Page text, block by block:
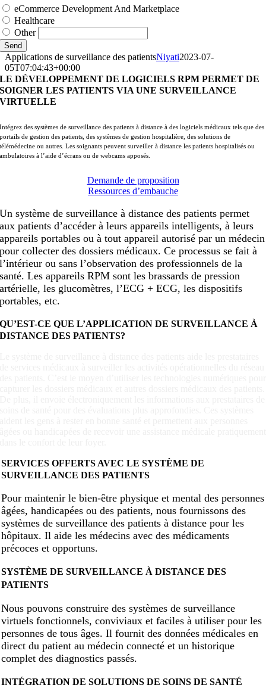
eCommerce Development And Marketplace
Healthcare
Other
Send
Applications de surveillance des patientsNiyati2023-07-
05T07:04:43+00:00
LE DÉVELOPPEMENT DE LOGICIELS RPM PERMET DE
SOIGNER LES PATIENTS VIA UNE SURVEILLANCE
VIRTUELLE
Intégrez des systèmes de surveillance des patients à distance à des logiciels médicaux tels que des
portails de gestion des patients, des systèmes de gestion hospitalière, des solutions de
télémédecine ou autres. Les soignants peuvent surveiller à distance les patients hospitalisés ou
ambulatoires à l’aide d’écrans ou de webcams apposés.
Demande de proposition
Ressources d’embauche
Un système de surveillance à distance des patients permet
aux patients d’accéder à leurs appareils intelligents, à leurs
appareils portables ou à tout appareil autorisé par un médecin
pour collecter des dossiers médicaux. Ce processus se fait à
l’intérieur ou sans l’observation des professionnels de la
santé. Les appareils RPM sont les brassards de pression
artérielle, les glucomètres, l’ECG + ECG, les dispositifs
portables, etc.
QU’EST-CE QUE L’APPLICATION DE SURVEILLANCE À
DISTANCE DES PATIENTS?
SERVICES OFFERTS AVEC LE SYSTÈME DE
SURVEILLANCE DES PATIENTS
Pour maintenir le bien-être physique et mental des personnes
âgées, handicapées ou des patients, nous fournissons des
systèmes de surveillance des patients à distance pour les
hôpitaux. Il aide les médecins avec des médicaments
précoces et opportuns.
SYSTÈME DE SURVEILLANCE À DISTANCE DES
PATIENTS
Nous pouvons construire des systèmes de surveillance
virtuels fonctionnels, conviviaux et faciles à utiliser pour les
personnes de tous âges. Il fournit des données médicales en
direct du patient au médecin connecté et un historique
complet des diagnostics passés.
INTÉGRATION DE SOLUTIONS DE SOINS DE SANTÉ